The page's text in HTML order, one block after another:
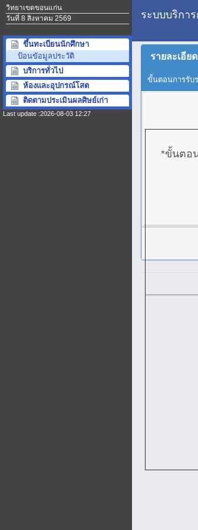
วิทยาเขตขอนแก่น
วันที่ 8 สิงหาคม 2569
ขึ้นทะเบียนนักศึกษา
ป้อนขัอมูลประวัติ
บริการทั่วไป
ห้องและอุปกรณ์โสต
ติดตามประเมินผลศิษย์เก่า
Last update :2026-08-03 12:27
ระบบบริกา
รายละเอี
ขั้นตอนการรับ
*ขั้นตอ